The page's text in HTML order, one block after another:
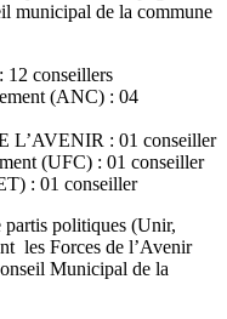
municipal de la commune
conseillers
(ANC) : 04
L’AVENIR : 01 conseiller
(UFC) : 01 conseiller
: 01 conseiller
politiques (Unir,
les Forces de l’Avenir
Municipal de la